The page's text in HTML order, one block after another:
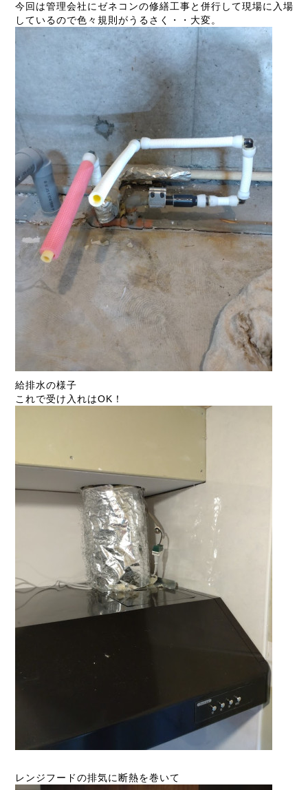
今回は管理会社にゼネコンの修繕工事と併行して現場に入場
しているので色々規則がうるさく・・大変。
給排水の様子
これで受け入れはOK！
レンジフードの排気に断熱を巻いて